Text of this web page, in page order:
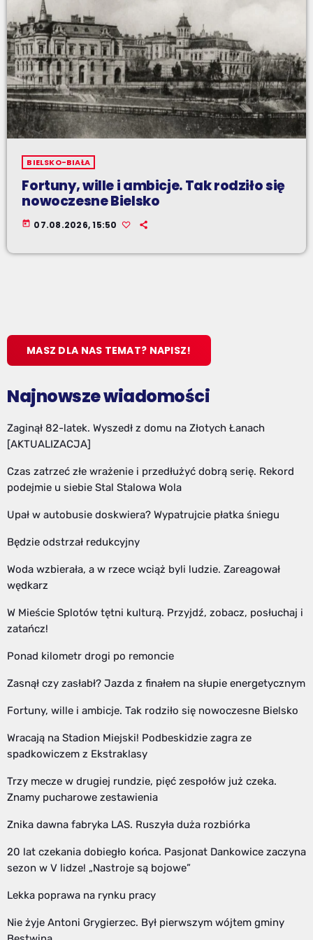
BIELSKO-BIAŁA
Fortuny, wille i ambicje. Tak rodziło się
nowoczesne Bielsko
today 07.08.2026, 15:50
MASZ DLA NAS TEMAT? NAPISZ!
Najnowsze wiadomości
Zaginął 82-latek. Wyszedł z domu na Złotych Łanach
[AKTUALIZACJA]
Czas zatrzeć złe wrażenie i przedłużyć dobrą serię. Rekord
podejmie u siebie Stal Stalowa Wola
Upał w autobusie doskwiera? Wypatrujcie płatka śniegu
Będzie odstrzał redukcyjny
Woda wzbierała, a w rzece wciąż byli ludzie. Zareagował
wędkarz
W Mieście Splotów tętni kulturą. Przyjdź, zobacz, posłuchaj i
zatańcz!
Ponad kilometr drogi po remoncie
Zasnął czy zasłabł? Jazda z finałem na słupie energetycznym
Fortuny, wille i ambicje. Tak rodziło się nowoczesne Bielsko
Wracają na Stadion Miejski! Podbeskidzie zagra ze
spadkowiczem z Ekstraklasy
Trzy mecze w drugiej rundzie, pięć zespołów już czeka.
Znamy pucharowe zestawienia
Znika dawna fabryka LAS. Ruszyła duża rozbiórka
20 lat czekania dobiegło końca. Pasjonat Dankowice zaczyna
sezon w V lidze! „Nastroje są bojowe”
Lekka poprawa na rynku pracy
Nie żyje Antoni Grygierzec. Był pierwszym wójtem gminy